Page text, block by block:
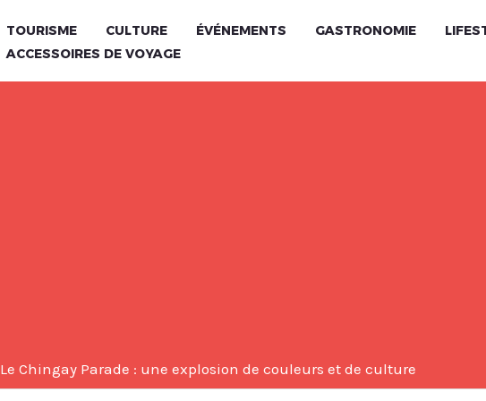
TOURISME CULTURE ÉVÉNEMENTS GASTRONOMIE
ACCESSOIRES DE VOYAGE
Le Chingay Parade : une explosion de couleurs et de culture